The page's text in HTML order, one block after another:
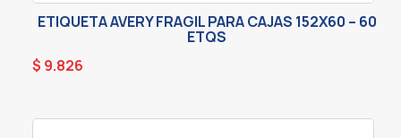
ETIQUETA AVERY FRAGIL PARA CAJAS 152X60 – 60
ETQS
$ 9.826